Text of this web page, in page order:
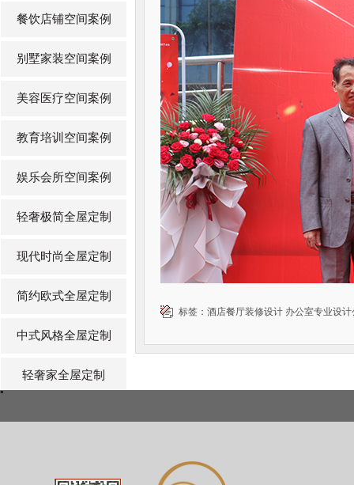
标签： 酒店餐厅装修设计 办公室专业设计
餐饮店铺空间案例
别墅家装空间案例
美容医疗空间案例
教育培训空间案例
娱乐会所空间案例
轻奢极简全屋定制
现代时尚全屋定制
简约欧式全屋定制
中式风格全屋定制
轻奢家全屋定制